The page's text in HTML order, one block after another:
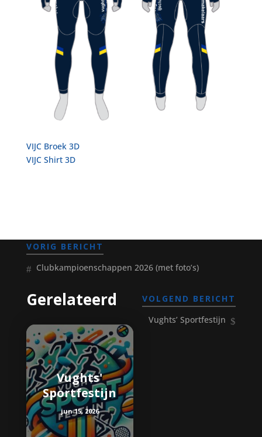
VIJC Broek 3D
VIJC Shirt 3D
VORIG BERICHT
Clubkampioenschappen 2026 (met foto’s)
VOLGEND BERICHT
Vughts’ Sportfestijn
Gerelateerd
Vughts'
Sportfestijn
jun 15, 2026